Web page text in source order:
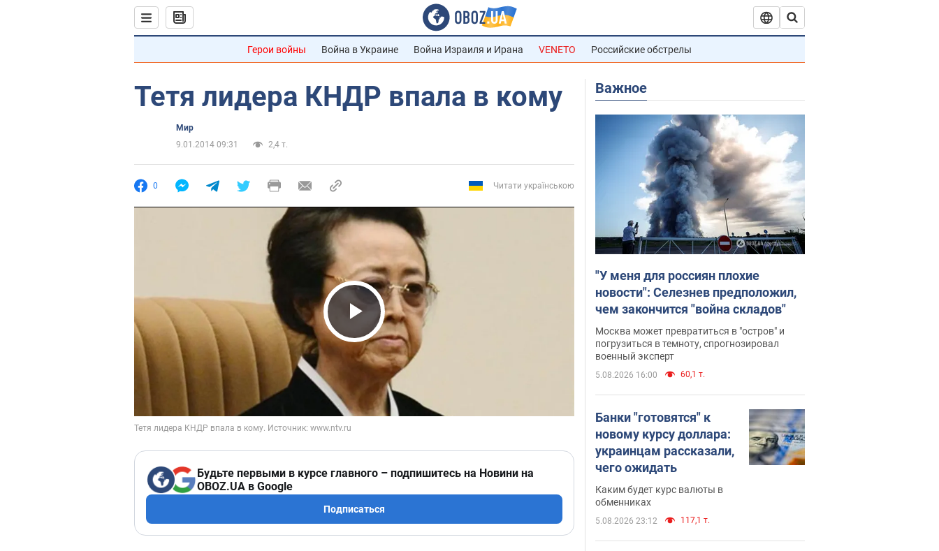
Герои войны Война в Украине Война Израиля и Ирана VENETO Российские обстрелы
Тетя лидера КНДР впала в кому
Мир
9.01.2014 09:31
2,4 т.
0 Читати українською
Play Video
Будьте первыми в курсе главного – подпишитесь на Новини на
OBOZ.UA в Google
Подписаться
Важное
"У меня для россиян плохие
новости": Селезнев предположил,
чем закончится "война складов"
Москва может превратиться в "остров" и
погрузиться в темноту, спрогнозировал
военный эксперт
5.08.2026 16:00 60,1 т.
Банки "готовятся" к
новому курсу доллара:
украинцам рассказали,
чего ожидать
Каким будет курс валюты в
обменниках
5.08.2026 23:12 117,1 т.